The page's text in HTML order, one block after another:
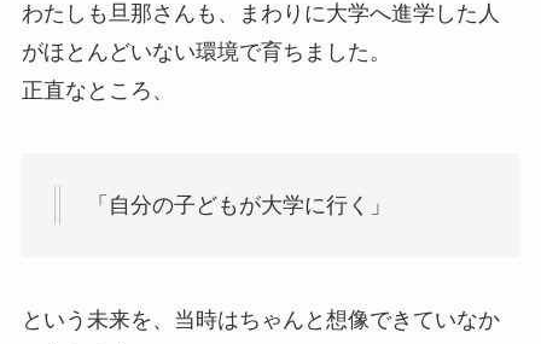
わたしも旦那さんも、まわりに大学へ進学した人
がほとんどいない環境で育ちました。
正直なところ、
「自分の子どもが大学に行く」
という未来を、当時はちゃんと想像できていなか